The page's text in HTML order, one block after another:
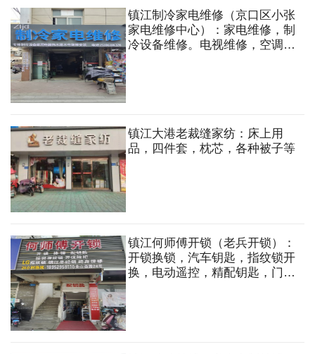
镇江制冷家电维修（京口区小张
家电维修中心）：家电维修，制
冷设备维修。电视维修，空调冰
镇江大港老裁缝家纺：床上用
品，四件套，枕芯，各种被子等
镇江何师傅开锁（老兵开锁）：
开锁换锁，汽车钥匙，指纹锁开
换，电动遥控，精配钥匙，门禁